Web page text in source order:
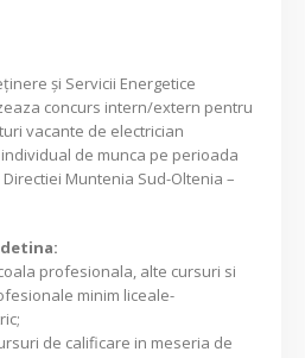
şi Servicii Energetice
concurs intern/extern pentru
vacante de electrician
de munca pe perioada
Muntenia Sud-Oltenia –
profesionala, alte cursuri si
minim liceale-
de calificare in meseria de